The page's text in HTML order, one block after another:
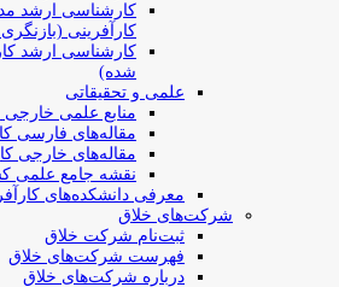
کارشناسی ارشد
کارآفرینی
کارشناسی ارشد
شده)
علمی و تحقیقاتی
منابع علمی خارجی
مقاله‌های فارسی
مقاله‌های خارجی
نقشه جامع علمی
معرفی دانشکده‌های
شرکت‌های خلاق
ثبت‌نام شرکت خلاق
فهرست شرکت‌های خلاق
درباره شرکت‌های خلاق